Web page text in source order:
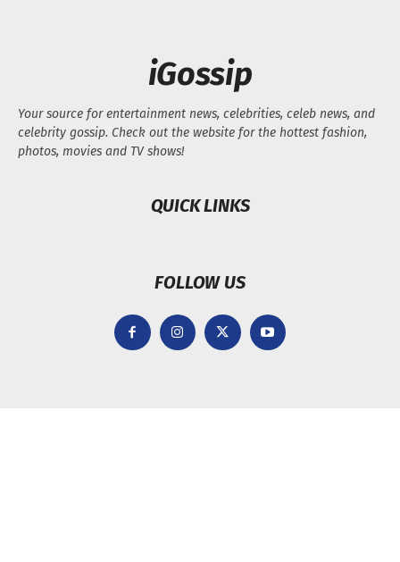
iGossip
Your source for entertainment news, celebrities, celeb news, and
celebrity gossip. Check out the website for the hottest fashion,
photos, movies and TV shows!
QUICK LINKS
FOLLOW US